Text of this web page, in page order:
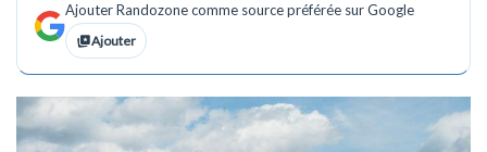
Ajouter Randozone comme source préférée sur Google
Ajouter